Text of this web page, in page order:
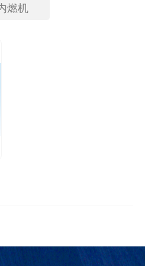
燃机